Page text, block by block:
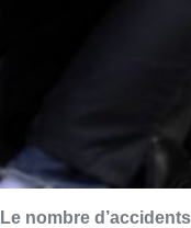
Le nombre